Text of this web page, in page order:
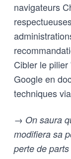
navigateurs
Cibler le
Google en
techniques
→ On saura
modifiera sa
perte de